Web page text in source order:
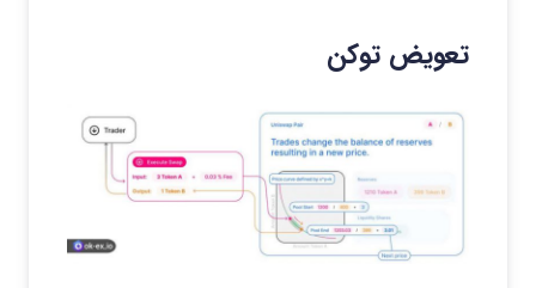
تعویض توکن